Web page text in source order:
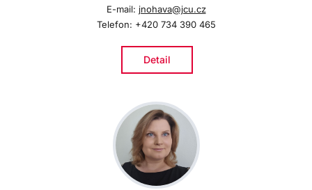
E-mail: jnohava@jcu.cz
Telefon: +420 734 390 465
Detail